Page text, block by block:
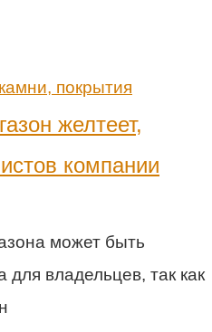
покрытия
желтеет,
компании
может быть
для владельцев, так как